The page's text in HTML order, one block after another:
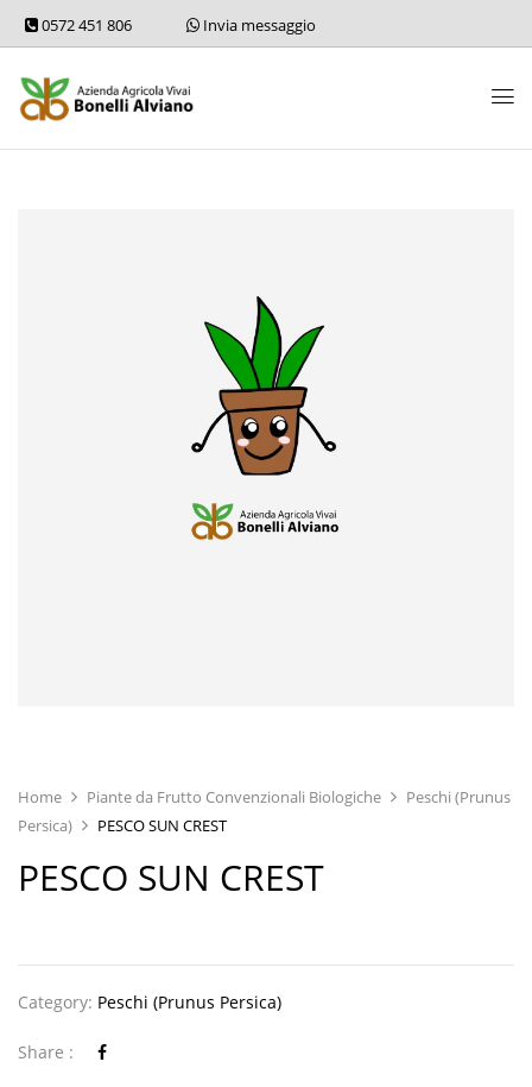
0572 451 806 Invia messaggio
Home Piante da Frutto Convenzionali Biologiche
Peschi (Prunus
Persica)
PESCO SUN CREST
PESCO SUN CREST
Category: Peschi (Prunus Persica)
Share :